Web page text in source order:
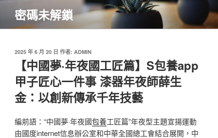
主
密碼未解鎖
發
2025 年 6 月 20 日 作者: ADMIN
【中國夢·年夜國工匠篇】S包養app
甲子匠心一件事 漆器年夜師薛生
金：以創新傳承千年技藝
編前語：“中國夢·年夜國包養工匠篇”年夜型主題宣揚運動
由國度internet信息辦公室和中華全國總工會結合展開，中